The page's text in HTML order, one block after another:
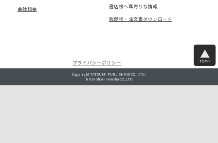
書店様へ耳寄りな情報
販促物・注文書ダウンロード
会社概要
プライバシーポリシー TOPへ
Copyright TATSUMI PUBLISHING CO.,LTD./
Nitto Shoin Honsha CO.,LTD